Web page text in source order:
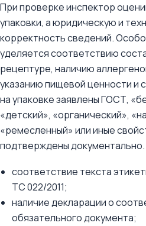
При проверке инспектор
упаковки, а юридическую и
корректность сведений.
уделяется соответствию
рецептуре, наличию
указанию пищевой ценности и
на упаковке заявлены ГОСТ,
«детский», «органический»,
«ремесленный» или иные
подтверждены документально.
соответствие текста
ТС 022/2011;
наличие декларации о
обязательного документа;